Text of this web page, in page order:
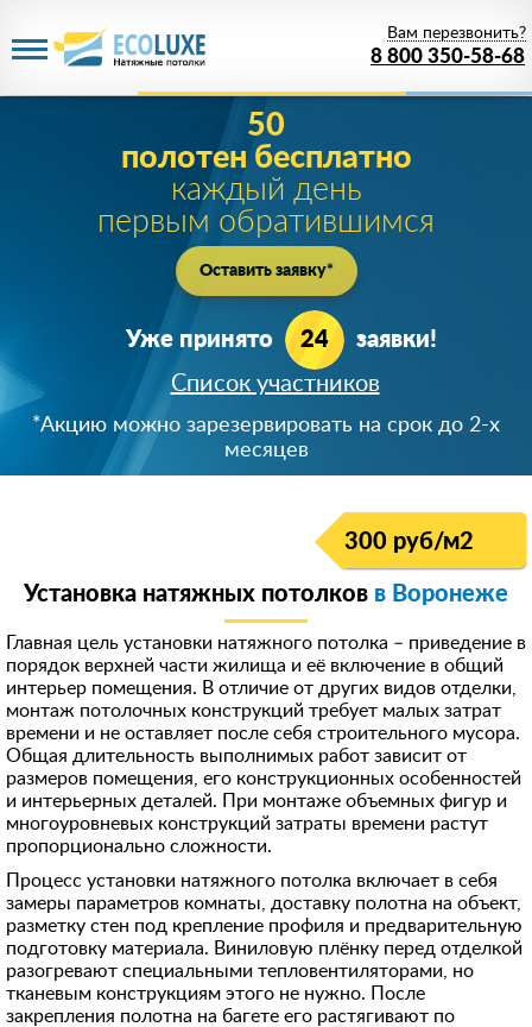
8 800 350-58-68
Вам перезвонить?
1 рубль
за PREMIUM потолок!
Акция действуетдо 11 августа 2026 года
Цена белого матового PREMIUM полотна при
заказе от 20м2 !
Успейте зарезервировать скидку!
300 руб/м2
Установка натяжных потолков в Воронеже
Главная цель установки натяжного потолка – приведение в
порядок верхней части жилища и её включение в общий
интерьер помещения. В отличие от других видов отделки,
монтаж потолочных конструкций требует малых затрат
времени и не оставляет после себя строительного мусора.
Общая длительность выполнимых работ зависит от
размеров помещения, его конструкционных особенностей
и интерьерных деталей. При монтаже объемных фигур и
многоуровневых конструкций затраты времени растут
пропорционально сложности.
Процесс установки натяжного потолка включает в себя
замеры параметров комнаты, доставку полотна на объект,
разметку стен под крепление профиля и предварительную
подготовку материала. Виниловую плёнку перед отделкой
разогревают специальными тепловентиляторами, но
тканевым конструкциям этого не нужно. После
закрепления полотна на багете его растягивают по